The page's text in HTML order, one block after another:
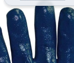
o
n
-
i
c